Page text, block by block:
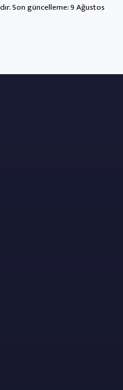
Son güncelleme:9 Ağustos